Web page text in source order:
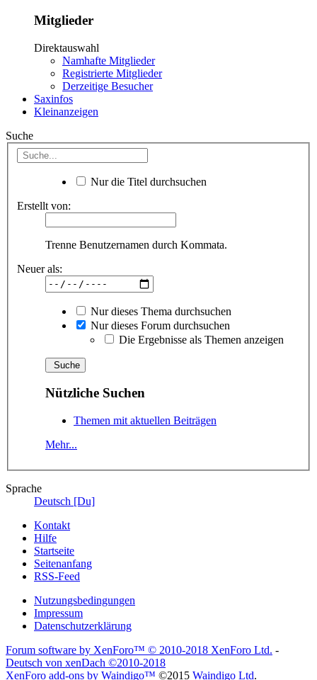
Mitglieder
Direktauswahl
Namhafte Mitglieder
Registrierte Mitglieder
Derzeitige Besucher
Saxinfos
Kleinanzeigen
Suche
Nur die Titel durchsuchen
Erstellt von:
Trenne Benutzernamen durch Kommata.
Neuer als:
Nur dieses Thema durchsuchen
Nur dieses Forum durchsuchen
Die Ergebnisse als Themen anzeigen
Nützliche Suchen
Themen mit aktuellen Beiträgen
Mehr...
Sprache
Deutsch [Du]
Kontakt
Hilfe
Startseite
Seitenanfang
RSS-Feed
Nutzungsbedingungen
Impressum
Datenschutzerklärung
Forum software by XenForo™ © 2010-2018 XenForo Ltd. -
Deutsch von xenDach ©2010-2018
XenForo add-ons by Waindigo™ ©2015 Waindigo Ltd.